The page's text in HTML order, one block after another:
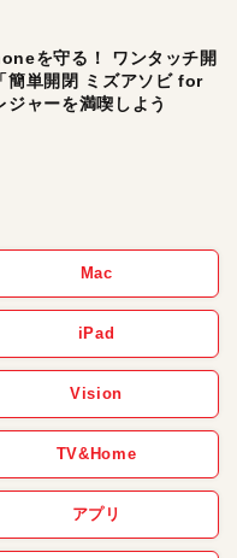
電したい人にオスス
を守る！ ワンタッチ開
簡単開閉 ミズアソビ for
ジャーを満喫しよう
Mac
iPad
Vision
TV&Home
アプリ